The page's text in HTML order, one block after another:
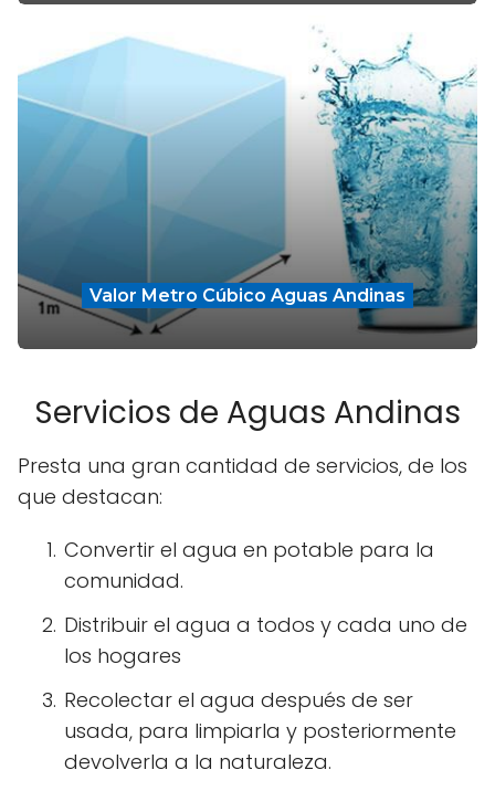
Valor Metro Cúbico Aguas Andinas
Servicios de Aguas Andinas
Presta una gran cantidad de servicios, de los
que destacan:
Convertir el agua en potable para la
comunidad.
Distribuir el agua a todos y cada uno de
los hogares
Recolectar el agua después de ser
usada, para limpiarla y posteriormente
devolverla a la naturaleza.